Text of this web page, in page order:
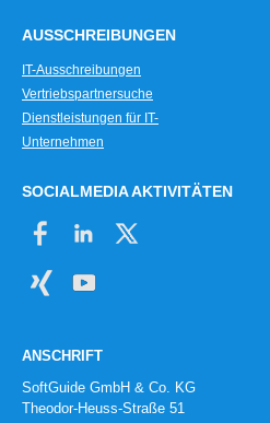
AUSSCHREIBUNGEN
IT-Ausschreibungen
Vertriebspartnersuche
Dienstleistungen für IT-
Unternehmen
SOCIALMEDIA AKTIVITÄTEN
ANSCHRIFT
SoftGuide GmbH & Co. KG
Theodor-Heuss-Straße 51